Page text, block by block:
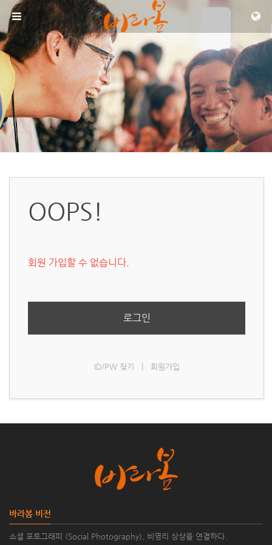
메뉴 건너뛰기
OOPS!
회원 가입할 수 없습니다.
로그인
ID/PW 찾기 회원가입
바라봄 비전
소셜 포토그래피 (Social Photography), 비영리 상상을 연결하다.